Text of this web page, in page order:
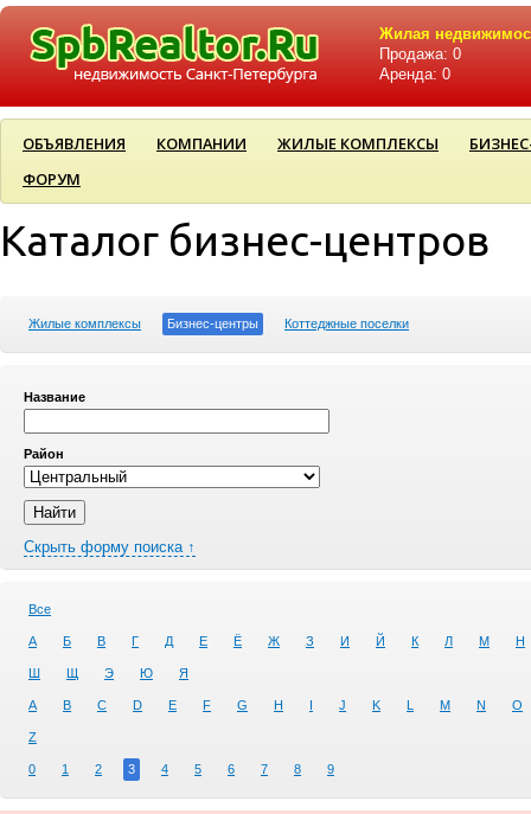
Жилая
Продажа: 0
Аренда: 0
ОБЪЯВЛЕНИЯ КОМПАНИИ ЖИЛЫЕ КОМПЛЕКСЫ
ФОРУМ
Каталог бизнес-центров
Жилые комплексы Бизнес-центры Коттеджные поселки
Название
Район
Скрыть форму поиска ↑
Все
А Б В Г Д Е Ё Ж З И Й К Л М Н
Ш Щ Э Ю Я
A B C D E F G H I J K L M N O
Z
0 1 2 3 4 5 6 7 8 9